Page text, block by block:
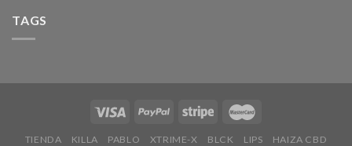
TAGS
TIENDA KILLA PABLO XTRIME-X BLCK LIPS HAIZA CBD